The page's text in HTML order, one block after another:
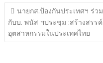
แนะแนว
เรื่อง
นายกส.ป้องกันประเทศฯ ร่วม
กับบ. พนัส ฯประชุม :สร้างสรรค์
อุตสาหกรรมในประเทศไทย